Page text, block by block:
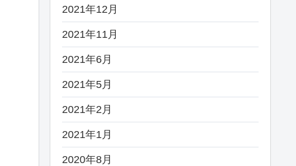
2021年12月
2021年11月
2021年6月
2021年5月
2021年2月
2021年1月
2020年8月